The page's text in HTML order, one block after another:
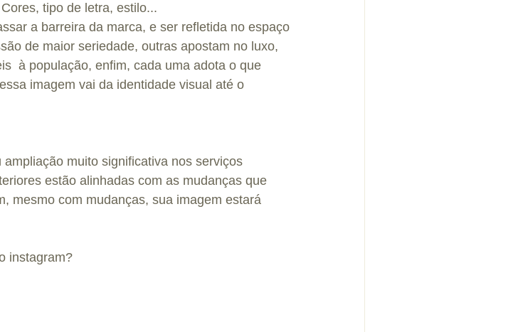
tipo de letra, estilo...
a barreira da marca, e ser refletida no espaço
de maior seriedade, outras apostam no luxo,
à população, enfim, cada uma adota o que
imagem vai da identidade visual até o
muito significativa nos serviços
estão alinhadas com as mudanças que
mesmo com mudanças, sua imagem estará
instagram?